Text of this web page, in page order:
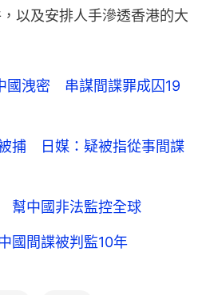
以及安排人手滲透香港的大
國洩密 串謀間諜罪成囚19
捕 日媒：疑被指從事間諜
幫中國非法監控全球
國間諜被判監10年